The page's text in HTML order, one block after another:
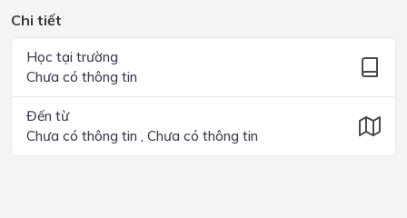
Chi tiết
Học tại trường
Chưa có thông tin
Đến từ
Chưa có thông tin , Chưa có thông tin